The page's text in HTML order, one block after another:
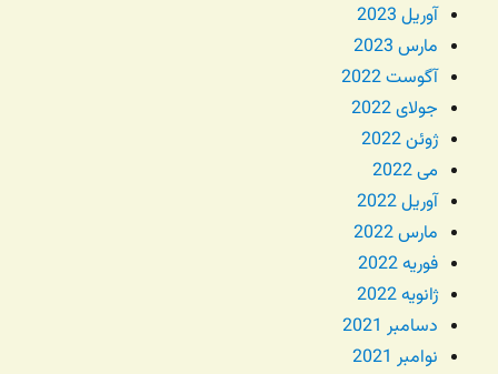
آوریل 2023
مارس 2023
آگوست 2022
جولای 2022
ژوئن 2022
می 2022
آوریل 2022
مارس 2022
فوریه 2022
ژانویه 2022
دسامبر 2021
نوامبر 2021